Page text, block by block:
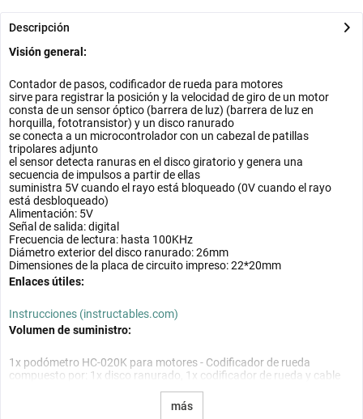
Descripción
Visión general:
Contador de pasos, codificador de rueda para motores
sirve para registrar la posición y la velocidad de giro de un motor
consta de un sensor óptico (barrera de luz) (barrera de luz en
horquilla, fototransistor) y un disco ranurado
se conecta a un microcontrolador con un cabezal de patillas
tripolares adjunto
el sensor detecta ranuras en el disco giratorio y genera una
secuencia de impulsos a partir de ellas
suministra 5V cuando el rayo está bloqueado (0V cuando el rayo
está desbloqueado)
Alimentación: 5V
Señal de salida: digital
Frecuencia de lectura: hasta 100KHz
Diámetro exterior del disco ranurado: 26mm
Dimensiones de la placa de circuito impreso: 22*20mm
Enlaces útiles:
Instrucciones (instructables.com)
Volumen de suministro:
1x podómetro HC-020K para motores - Codificador de rueda
compuesto por: 1x disco ranurado, 1x codificador de rueda y cable
más